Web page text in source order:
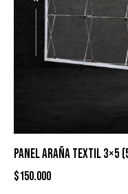
PANEL ARAÑA TEXTIL 3×5
$150.000